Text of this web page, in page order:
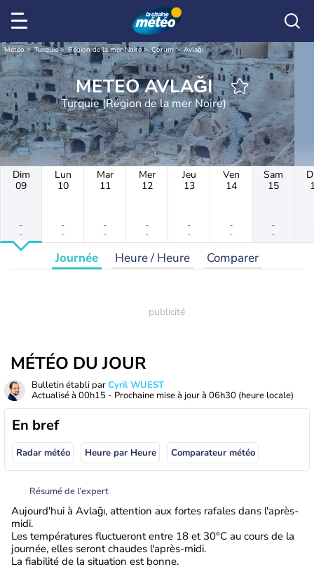
Météo Turquie Région de la mer Noire Çorum Avlağı
METEO AVLAĞI
Turquie (Région de la mer Noire)
Dim
09
-
-
Lun
10
-
-
Mar
11
-
-
Mer
12
-
-
Jeu
13
-
-
Ven
14
-
-
Sam
15
-
-
Journée Heure / Heure Comparer
MÉTÉO DU JOUR
Bulletin établi parCyril WUEST
Actualisé à 00h15 - Prochaine mise à jour à 06h30 (heure locale)
En bref
Radar météo Heure par Heure Comparateur météo
Résumé de l’expert
Aujourd'hui à Avlağı, attention aux fortes rafales dans l'après-
midi.
Les températures fluctueront entre 18 et 30°C au cours de la
journée, elles seront chaudes l'après-midi.
La fiabilité de la situation est bonne.